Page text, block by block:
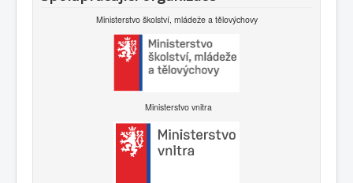
Ministerstvo školství, mládeže a tělovýchovy
Ministerstvo vnitra